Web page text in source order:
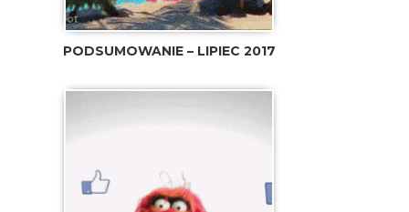
PODSUMOWANIE – LIPIEC 2017